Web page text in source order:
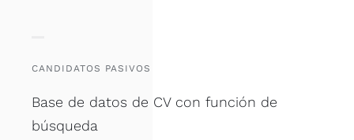
CANDIDATOS PASIVOS
Base de datos de CV con función de
búsqueda